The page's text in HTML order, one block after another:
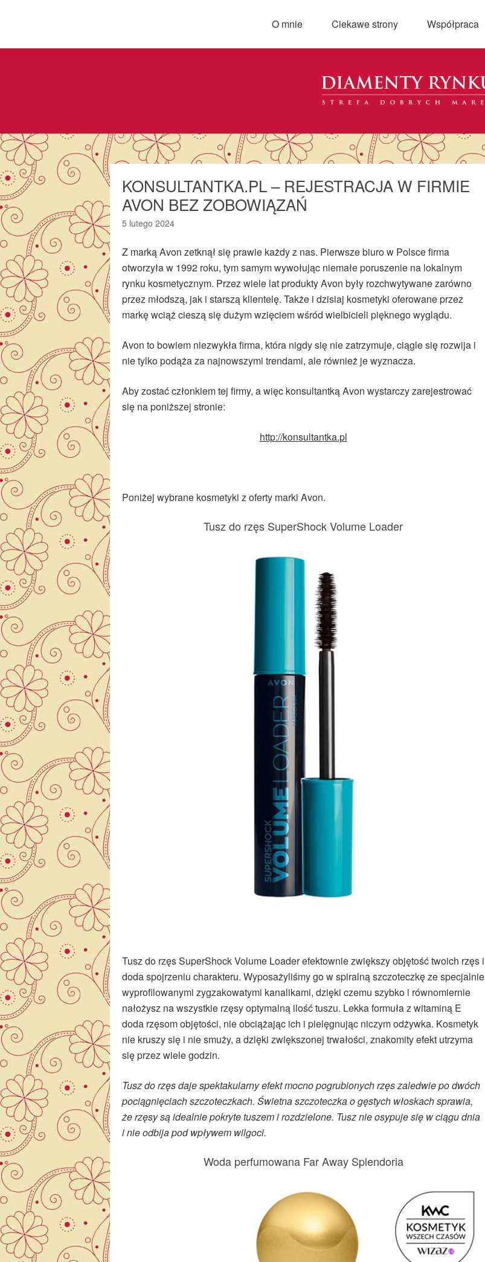
O mnie Ciekawe strony Współpraca
KONSULTANTKA.PL – REJESTRACJA W FIRMIE
AVON BEZ ZOBOWIĄZAŃ
5 lutego 2024
Z marką Avon zetknął się prawie każdy z nas. Pierwsze biuro w Polsce firma
otworzyła w 1992 roku, tym samym wywołując niemałe poruszenie na lokalnym
rynku kosmetycznym. Przez wiele lat produkty Avon były rozchwytywane zarówno
przez młodszą, jak i starszą klientelę. Także i dzisiaj kosmetyki oferowane przez
markę wciąż cieszą się dużym wzięciem wśród wielbicieli pięknego wyglądu.
Avon to bowiem niezwykła firma, która nigdy się nie zatrzymuje, ciągle się rozwija i
nie tylko podąża za najnowszymi trendami, ale również je wyznacza.
Aby zostać członkiem tej firmy, a więc konsultantką Avon wystarczy zarejestrować
się na poniższej stronie:
http://konsultantka.pl
Poniżej wybrane kosmetyki z oferty marki Avon.
Tusz do rzęs SuperShock Volume Loader
Tusz do rzęs SuperShock Volume Loader efektownie zwiększy objętość twoich rzęs i
doda spojrzeniu charakteru. Wyposażyliśmy go w spiralną szczoteczkę ze specjalnie
wyprofilowanymi zygzakowatymi kanalikami, dzięki czemu szybko i równomiernie
nałożysz na wszystkie rzęsy optymalną ilość tuszu. Lekka formuła z witaminą E
doda rzęsom objętości, nie obciążając ich i pielęgnując niczym odżywka. Kosmetyk
nie kruszy się i nie smuży, a dzięki zwiększonej trwałości, znakomity efekt utrzyma
się przez wiele godzin.
Tusz do rzęs daje spektakularny efekt mocno pogrubionych rzęs zaledwie po dwóch
pociągnięciach szczoteczkach. Świetna szczoteczka o gęstych włoskach sprawia,
że rzęsy są idealnie pokryte tuszem i rozdzielone. Tusz nie osypuje się w ciągu dnia
i nie odbija pod wpływem wilgoci.
Woda perfumowana Far Away Splendoria